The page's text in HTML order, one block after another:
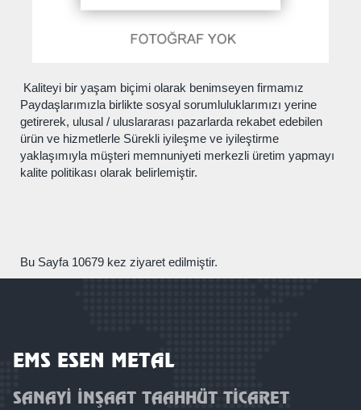
Kaliteyi bir yaşam biçimi olarak benimseyen firmamız
Paydaşlarımızla birlikte sosyal sorumluluklarımızı yerine
getirerek, ulusal / uluslararası pazarlarda rekabet edebilen
ürün ve hizmetlerle Sürekli iyileşme ve iyileştirme
yaklaşımıyla müşteri memnuniyeti merkezli üretim yapmayı
kalite politikası olarak belirlemiştir.
Bu Sayfa 10679 kez ziyaret edilmiştir.
EMS ESEN METAL
SANAYİ İNŞAAT TAAHHÜT TİCARET